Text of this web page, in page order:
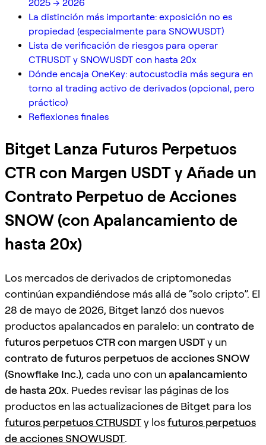
2025 → 2026
La distinción más importante: exposición no es
propiedad (especialmente para SNOWUSDT)
Lista de verificación de riesgos para operar
CTRUSDT y SNOWUSDT con hasta 20x
Dónde encaja OneKey: autocustodia más segura en
torno al trading activo de derivados (opcional, pero
práctico)
Reflexiones finales
Bitget Lanza Futuros Perpetuos
CTR con Margen USDT y Añade un
Contrato Perpetuo de Acciones
SNOW (con Apalancamiento de
hasta 20x)
Los mercados de derivados de criptomonedas
continúan expandiéndose más allá de “solo cripto”. El
28 de mayo de 2026, Bitget lanzó dos nuevos
productos apalancados en paralelo: uncontrato de
futuros perpetuos CTR con margen USDTy un
contrato de futuros perpetuos de acciones SNOW
(Snowflake Inc.), cada uno con unapalancamiento
de hasta 20x. Puedes revisar las páginas de los
productos en las actualizaciones de Bitget para los
futuros perpetuos CTRUSDTy losfuturos perpetuos
de acciones SNOWUSDT.